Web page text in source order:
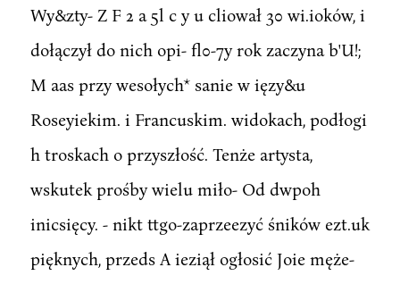
Wy&zty- Z F 2 a 5l c y u cliował 30 wi.ioków, i
dołączył do nich opi- fl0-7y rok zaczyna b'U!;
M aas przy wesołych* sanie w ięzy&u
Roseyiekim. i Francuskim. widokach, podłogi
h troskach o przyszłość. Tenże artysta,
wskutek prośby wielu miło- Od dwpoh
inicsięcy. - nikt ttgo-zaprzeezyć śników ezt.uk
pięknych, przeds A ieziął ogłosić Joie męże-